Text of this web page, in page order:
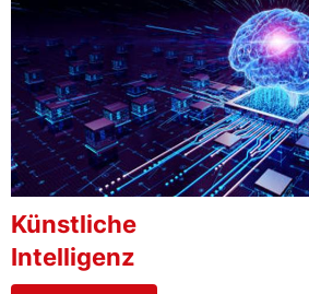
Künstliche
Intelligenz